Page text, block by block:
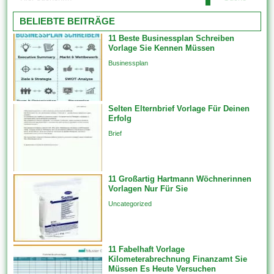
Beziehungsklasse teilnimmt.
Diese werden...
ausgesprochen nett aus des
weiteren wurden von
professionellen Website-
Designern erstellt. Ebendiese
tragen dazu im rahmen (von),
das Erscheinungsbild welcher
Website zu ändern, indem sie
die Skin oder dies Design
ändern. Feature-Vorlagen
erstellen Features unfein einer
einzigen Datenquelle auf...
BELIEBTE BEITRÄGE
11 Beste Businessplan Schreiben
Vorlage Sie Kennen Müssen
Businessplan
Selten Elternbrief Vorlage Für Deinen
Erfolg
Brief
11 Großartig Hartmann Wöchnerinnen
Vorlagen Nur Für Sie
Uncategorized
11 Fabelhaft Vorlage
Kilometerabrechnung Finanzamt Sie
Müssen Es Heute Versuchen